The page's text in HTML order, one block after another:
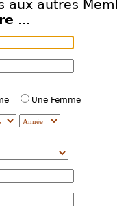
aux autres
...
Une Femme